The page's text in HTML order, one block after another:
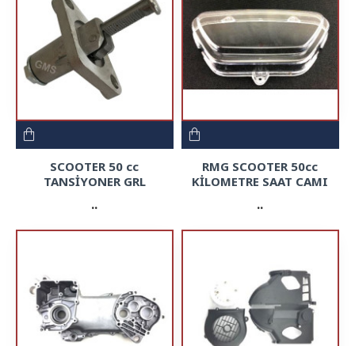
SCOOTER 50 cc
TANSİYONER GRL
..
RMG SCOOTER 50cc
KİLOMETRE SAAT CAMI
..